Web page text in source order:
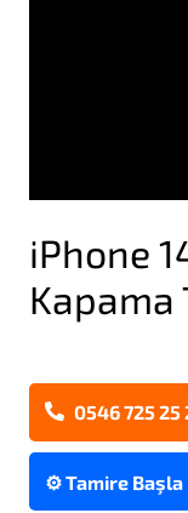
iPhone
Kapama
0546 725 25
⚙️ Tamire Başla